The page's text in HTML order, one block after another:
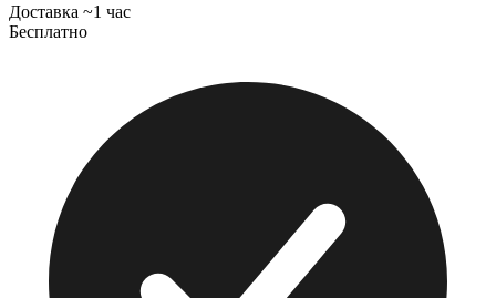
Доставка ~1 час
Бесплатно